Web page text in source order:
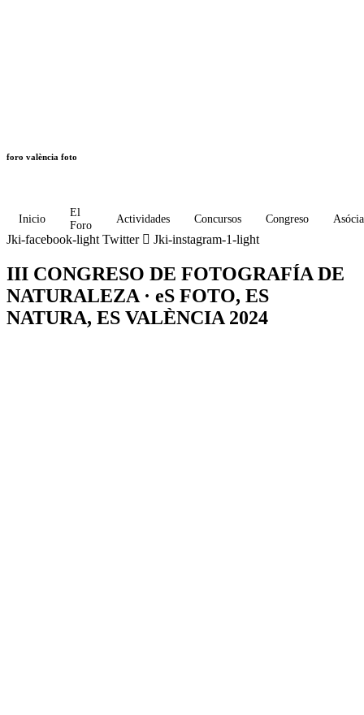
foro valència foto
Inicio
El
Foro
Actividades Concursos Congreso
Jki-facebook-light Twitter Jki-instagram-1-light
III CONGRESO DE FOTOGRAFÍA DE
NATURALEZA · eS FOTO, ES
NATURA, ES VALÈNCIA 2024